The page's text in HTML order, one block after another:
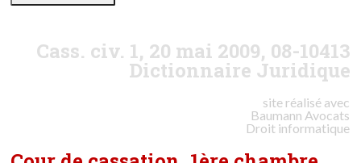
Cass. civ. 1, 20 mai 2009, 08-10413
Dictionnaire Juridique
site réalisé avec
Baumann Avocats
Droit informatique